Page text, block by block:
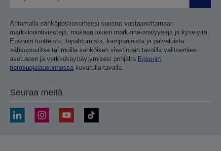
Antamalla sähköpostiosoitteesi suostut vastaanottamaan
markkinointiviestejä, mukaan lukien markkina-analyysejä ja kyselyitä,
Epsonin tuotteista, tapahtumista, kampanjoista ja palveluista
sähköpostitse tai muilla sähköisen viestinnän tavoilla valitsemiesi
asetusten ja verkkokäyttäytymisesi pohjalta Epsonin
tietosuojalausunnossa kuvatulla tavalla.
Seuraa meitä